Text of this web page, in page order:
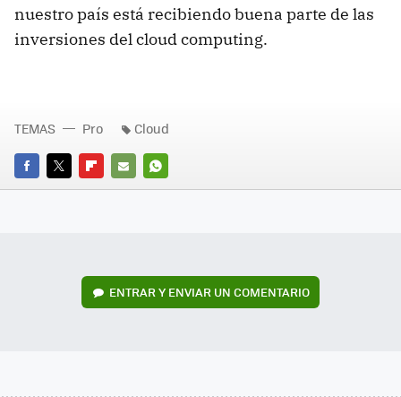
nuestro país está recibiendo buena parte de las
inversiones del cloud computing.
FACEBOOK
TWITTERFLIPBOARD
E-
WHATSAPP
TEMAS Pro Cloud
ENTRAR Y ENVIAR UN COMENTARIO